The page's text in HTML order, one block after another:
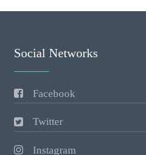
Social Networks
Facebook
Twitter
Instagram